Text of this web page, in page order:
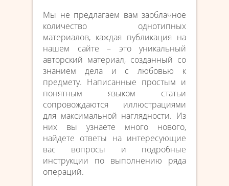
Мы не предлагаем вам заоблачное
количество однотипных
материалов, каждая публикация на
нашем сайте – это уникальный
авторский материал, созданный со
знанием дела и с любовью к
предмету. Написанные простым и
понятным языком статьи
сопровождаются иллюстрациями
для максимальной наглядности. Из
них вы узнаете много нового,
найдете ответы на интересующие
вас вопросы и подробные
инструкции по выполнению ряда
операций.